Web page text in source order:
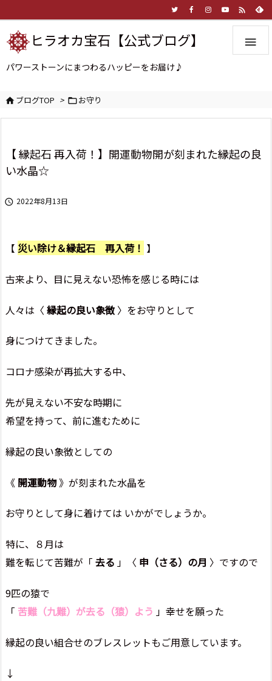


ヒラオカ宝石【公式ブログ】
パワーストーンにまつわるハッピーをお届け♪
ブログTOP > お守り
【 縁起石 再入荷！】開運動物開が刻まれた縁起の良
い水晶☆
 2022年8月13日
【 災い除け＆縁起石 再入荷！ 】
古来より、目に見えない恐怖を感じる時には
人々は〈 縁起の良い象徴 〉をお守りとして
身につけてきました。
コロナ感染が再拡大する中、
先が見えない不安な時期に
希望を持って、前に進むために
縁起の良い象徴としての
《 開運動物》が刻まれた水晶を
お守りとして身に着けては いかがでしょうか。
特に、８月は
難を転じて苦難が「 去る 」〈 申（さる）の月 〉ですので
9匹の猿で
「 苦難（九難）が去る（猿）よう 」幸せを願った
縁起の良い組合せのブレスレットもご用意しています。
↓